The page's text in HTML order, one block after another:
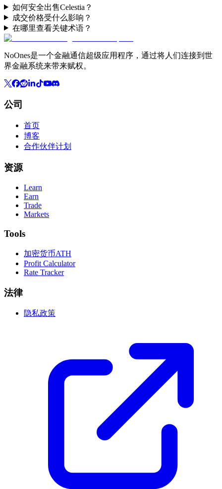
如何安全出售Celestia？
成交价格受什么影响？
在哪里查看关键术语？
NoOnes是一个金融通信超级应用程序，通过将人们连接到世
界金融系统来带来赋权。
公司
首页
博客
合作伙伴计划
资源
Learn
Earn
Trade
Markets
Tools
加密货币ATH
Profit Calculator
Rate Tracker
法律
隐私政策